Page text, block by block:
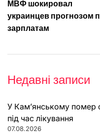
записів
МВФ шокировал
украинцев прогнозом
зарплатам
Недавні записи
У Кам’янському помер
під час лікування
07.08.2026